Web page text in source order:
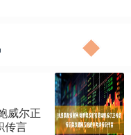
威尔正
传言